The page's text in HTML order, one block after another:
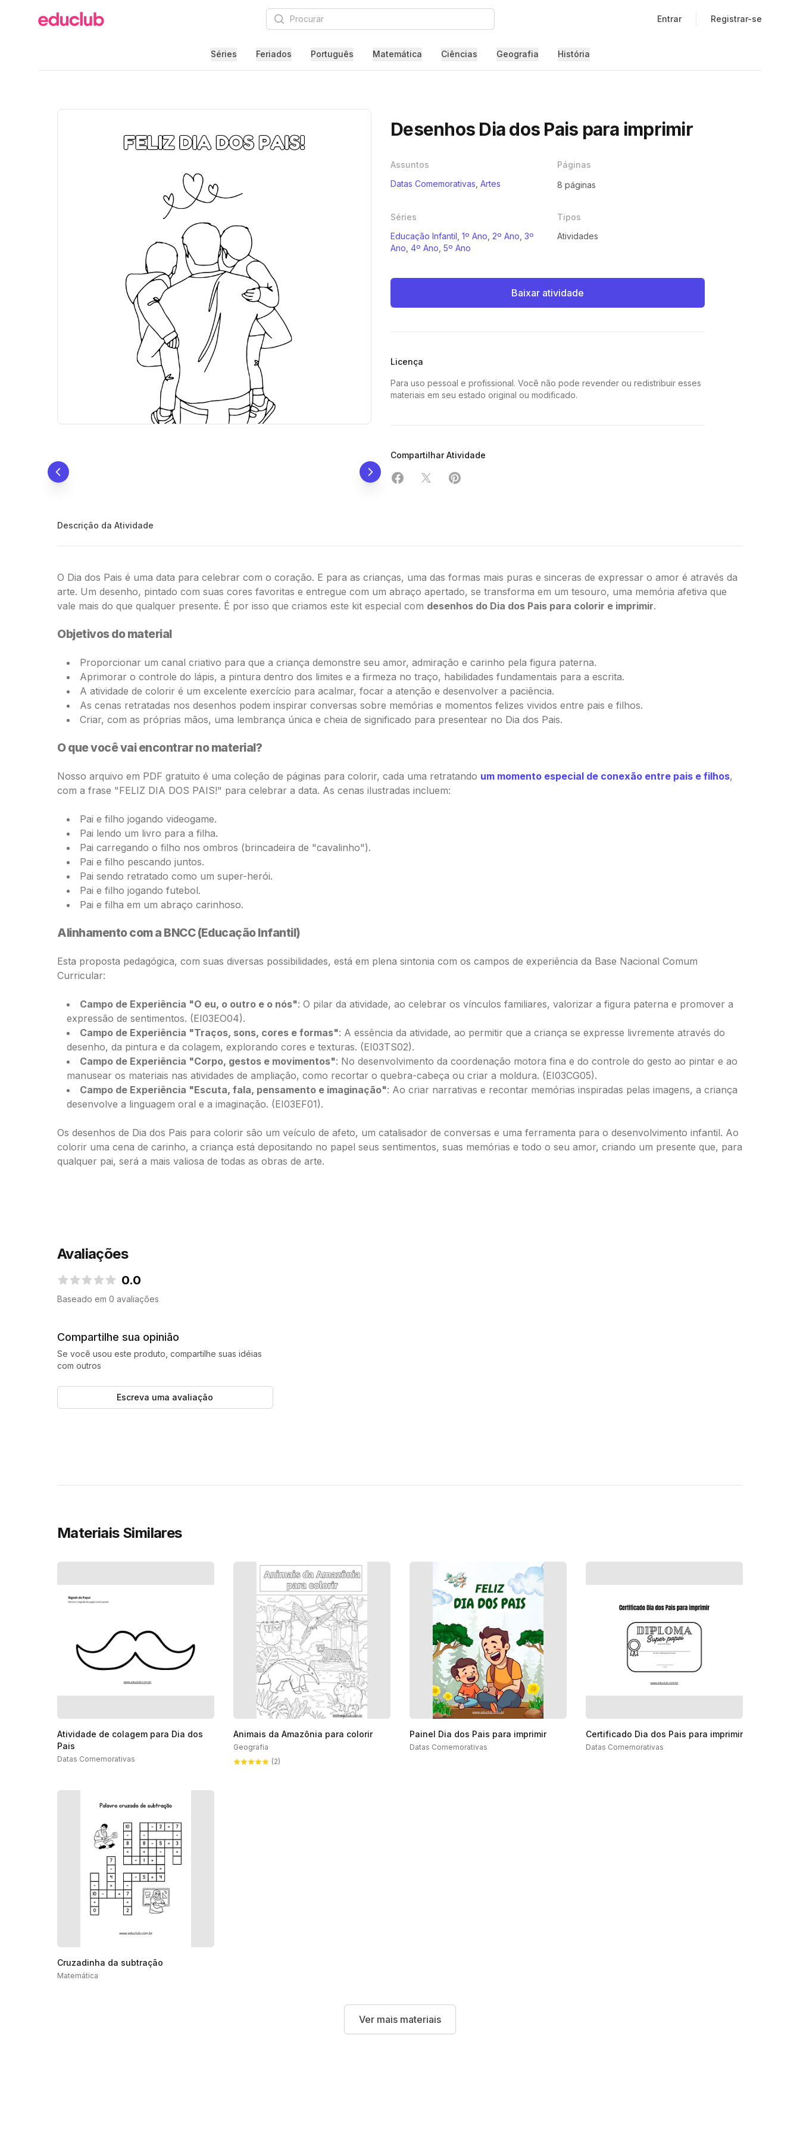
Educlub Procurar Entrar Registrar-se
Séries Feriados Português Matemática Ciências Geografia História
Desenhos Dia dos Pais para imprimir
Assuntos
Datas Comemorativas Artes
Páginas
8 páginas
Séries
Educação Infantil 1º Ano 2º Ano 3º
Ano 4º Ano 5º Ano
Tipos
Atividades
Baixar atividade
Licença
Para uso pessoal e profissional. Você não pode revender ou redistribuir esses
materiais em seu estado original ou modificado.
Compartilhar Atividade
Compartilhar em Facebook
Compartilhar em X
Compartilhar em Pinterest
Descrição da Atividade
O Dia dos Pais é uma data para celebrar com o coração. E para as crianças, uma das formas mais puras e sinceras de expressar o amor é através da
arte. Um desenho, pintado com suas cores favoritas e entregue com um abraço apertado, se transforma em um tesouro, uma memória afetiva que
vale mais do que qualquer presente. É por isso que criamos este kit especial com desenhos do Dia dos Pais para colorir e imprimir.
Objetivos do material
Proporcionar um canal criativo para que a criança demonstre seu amor, admiração e carinho pela figura paterna.
Aprimorar o controle do lápis, a pintura dentro dos limites e a firmeza no traço, habilidades fundamentais para a escrita.
A atividade de colorir é um excelente exercício para acalmar, focar a atenção e desenvolver a paciência.
As cenas retratadas nos desenhos podem inspirar conversas sobre memórias e momentos felizes vividos entre pais e filhos.
Criar, com as próprias mãos, uma lembrança única e cheia de significado para presentear no Dia dos Pais.
O que você vai encontrar no material?
Nosso arquivo em PDF gratuito é uma coleção de páginas para colorir, cada uma retratando um momento especial de conexão entre pais e filhos,
com a frase "FELIZ DIA DOS PAIS!" para celebrar a data. As cenas ilustradas incluem:
Pai e filho jogando videogame.
Pai lendo um livro para a filha.
Pai carregando o filho nos ombros (brincadeira de "cavalinho").
Pai e filho pescando juntos.
Pai sendo retratado como um super-herói.
Pai e filho jogando futebol.
Pai e filha em um abraço carinhoso.
Alinhamento com a BNCC (Educação Infantil)
Esta proposta pedagógica, com suas diversas possibilidades, está em plena sintonia com os campos de experiência da Base Nacional Comum
Curricular:
Campo de Experiência "O eu, o outro e o nós": O pilar da atividade, ao celebrar os vínculos familiares, valorizar a figura paterna e promover a
expressão de sentimentos. (EI03EO04).
Campo de Experiência "Traços, sons, cores e formas": A essência da atividade, ao permitir que a criança se expresse livremente através do
desenho, da pintura e da colagem, explorando cores e texturas. (EI03TS02).
Campo de Experiência "Corpo, gestos e movimentos": No desenvolvimento da coordenação motora fina e do controle do gesto ao pintar e ao
manusear os materiais nas atividades de ampliação, como recortar o quebra-cabeça ou criar a moldura. (EI03CG05).
Campo de Experiência "Escuta, fala, pensamento e imaginação": Ao criar narrativas e recontar memórias inspiradas pelas imagens, a criança
desenvolve a linguagem oral e a imaginação. (EI03EF01).
Os desenhos de Dia dos Pais para colorir são um veículo de afeto, um catalisador de conversas e uma ferramenta para o desenvolvimento infantil. Ao
colorir uma cena de carinho, a criança está depositando no papel seus sentimentos, suas memórias e todo o seu amor, criando um presente que, para
qualquer pai, será a mais valiosa de todas as obras de arte.
Avaliações
0.0
Baseado em 0 avaliações
Compartilhe sua opinião
Se você usou este produto, compartilhe suas idéias
com outros
Escreva uma avaliação
Materiais Similares
Atividade de colagem para Dia dos
Pais
Datas Comemorativas
Animais da Amazônia para colorir
Geografia
(2)
Painel Dia dos Pais para imprimir
Datas Comemorativas
Certificado Dia dos Pais para imprimir
Datas Comemorativas
Cruzadinha da subtração
Matemática
Ver mais materiais